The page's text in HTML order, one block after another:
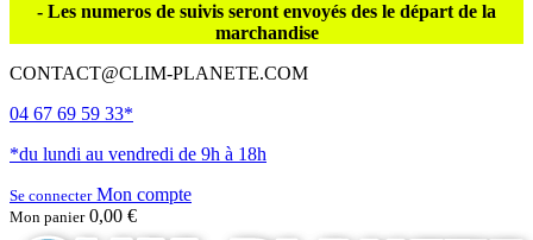
- Les numeros de suivis seront envoyés des le départ de la
marchandise
CONTACT@CLIM-PLANETE.COM
04 67 69 59 33*
*du lundi au vendredi de 9h à 18h
Se connecterMon compte
Mon panier 0,00 €